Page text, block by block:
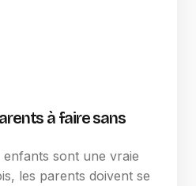
à faire sans
sont une vraie
les parents doivent se